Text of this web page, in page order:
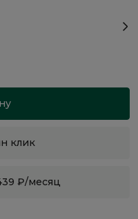
клик
₽/месяц